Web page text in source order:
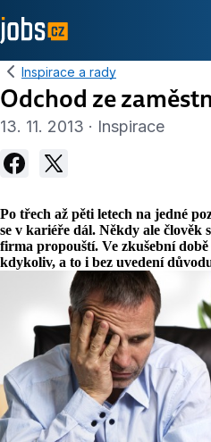
Inspirace a rady
Odchod ze
13. 11. 2013 · Inspirace
Po třech až pěti letech na jedné
se v kariéře dál. Někdy ale člověk
firma propouští. Ve zkušební době
kdykoliv, a to i bez uvedení